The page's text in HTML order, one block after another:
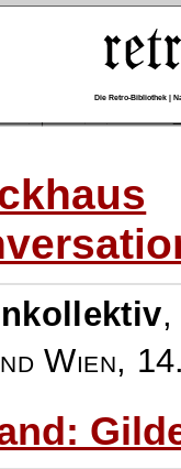
Die Retro-Bibliothek |
Wien,